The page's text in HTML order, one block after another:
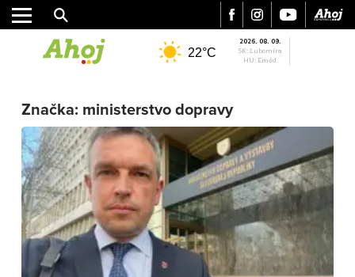
REGIÓN
ŠPORT
KULTÚRA
FOTKY
VIDEO
MIX
22°C
2026. 08. 09.
SK: Ľubomíra
HU: Emőd
Značka: ministerstvo dopravy